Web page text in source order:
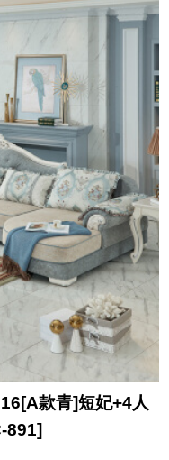
ニ
ま
北欧风の実木客间L型
ソフト・ファゴッ
ター
款青]短妃+4人
891]